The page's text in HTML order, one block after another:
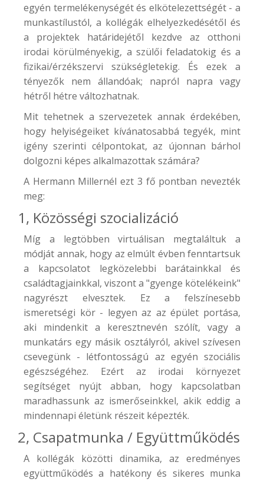
egyén termelékenységét és elkötelezettségét - a
munkastílustól, a kollégák elhelyezkedésétől és
a projektek határidejétől kezdve az otthoni
irodai körülményekig, a szülői feladatokig és a
fizikai/érzékszervi szükségletekig. És ezek a
tényezők nem állandóak; napról napra vagy
hétről hétre változhatnak.
Mit tehetnek a szervezetek annak érdekében,
hogy helyiségeiket kívánatosabbá tegyék, mint
igény szerinti célpontokat, az újonnan bárhol
dolgozni képes alkalmazottak számára?
A Hermann Millernél ezt 3 fő pontban nevezték
meg:
1, Közösségi szocializáció
Míg a legtöbben virtuálisan megtaláltuk a
módját annak, hogy az elmúlt évben fenntartsuk
a kapcsolatot legközelebbi barátainkkal és
családtagjainkkal, viszont a "gyenge kötelékeink"
nagyrészt elvesztek. Ez a felszínesebb
ismeretségi kör - legyen az az épület portása,
aki mindenkit a keresztnevén szólít, vagy a
munkatárs egy másik osztályról, akivel szívesen
csevegünk - létfontosságú az egyén szociális
egészségéhez. Ezért az irodai környezet
segítséget nyújt abban, hogy kapcsolatban
maradhassunk az ismerőseinkkel, akik eddig a
mindennapi életünk részeit képezték.
2, Csapatmunka / Együttműködés
A kollégák közötti dinamika, az eredményes
együttműködés a hatékony és sikeres munka